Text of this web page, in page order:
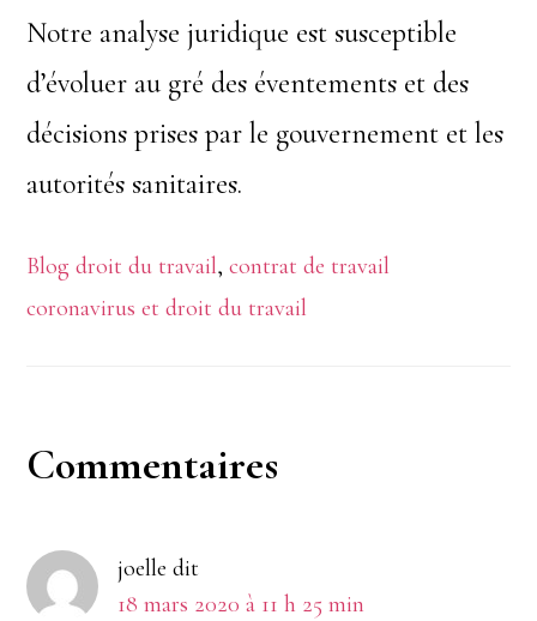
Notre analyse juridique est susceptible
d’évoluer au gré des éventements et des
décisions prises par le gouvernement et les
autorités sanitaires.
Blog droit du travail,contrat de travail
coronavirus et droit du travail
Interactions
lecteur
Commentaires
joelle dit
18 mars 2020 à 11 h 25 min